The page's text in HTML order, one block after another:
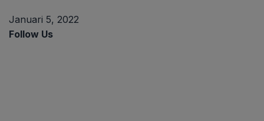
Januari 5, 2022
Follow Us